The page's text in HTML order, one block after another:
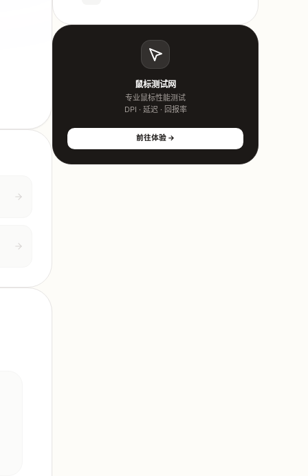
鼠标测试网
专业鼠标性能测试
DPI · 延迟 · 回报率
前往体验 →